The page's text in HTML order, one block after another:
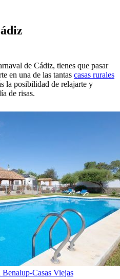
de Cádiz, tienes que pasar
en una de las tantas casas rurales
la posibilidad de relajarte y
de risas.
Casas Viejas